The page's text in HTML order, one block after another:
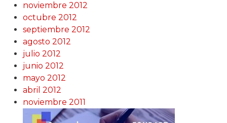
noviembre 2012
octubre 2012
septiembre 2012
agosto 2012
julio 2012
junio 2012
mayo 2012
abril 2012
noviembre 2011